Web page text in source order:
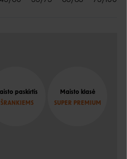
paskirtis
IŠRANKIEMS
Maisto klasė
SUPER PREMIUM